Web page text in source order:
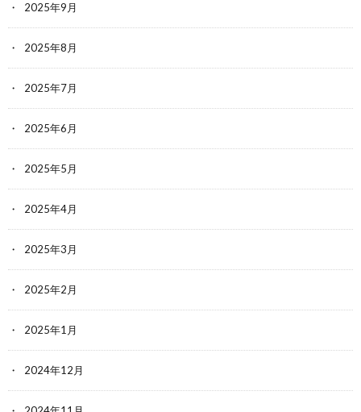
2025年9月
2025年8月
2025年7月
2025年6月
2025年5月
2025年4月
2025年3月
2025年2月
2025年1月
2024年12月